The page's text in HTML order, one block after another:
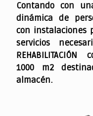
Contando con
dinámica de
con instalaciones
servicios
1000 m2
almacén.